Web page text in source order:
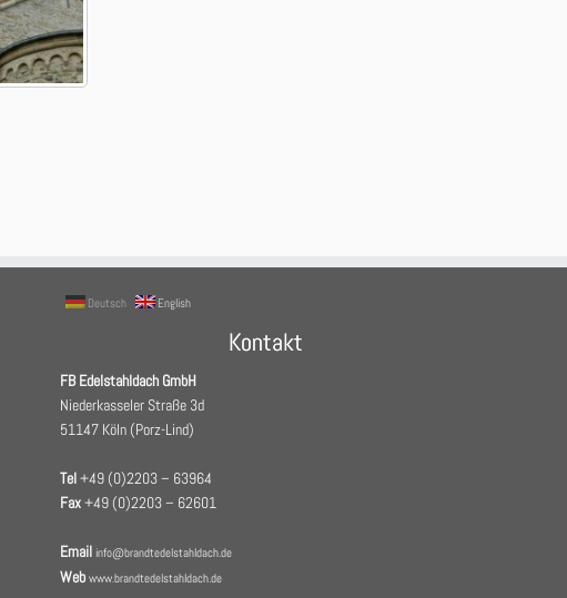
Deutsch English
Kontakt
FB Edelstahldach GmbH
Niederkasseler Straße 3d
51147 Köln (Porz-Lind)
Tel+49 (0)2203 – 63964
Fax+49 (0)2203 – 62601
Email info@brandtedelstahldach.de
Web www.brandtedelstahldach.de